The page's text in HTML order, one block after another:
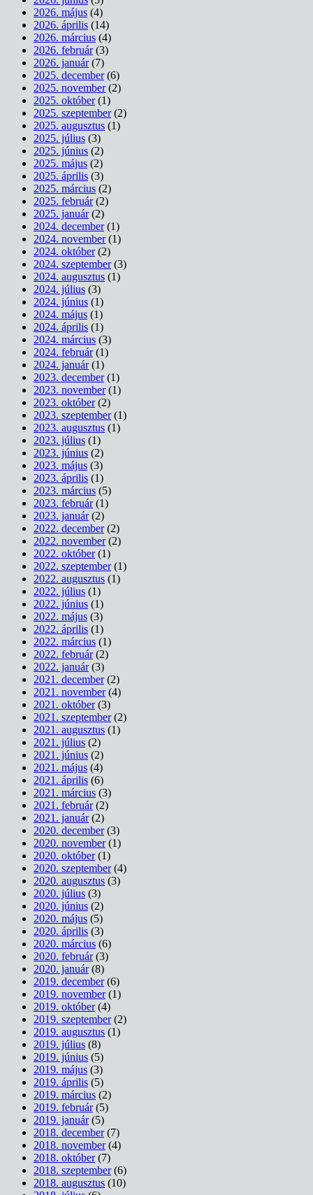
2026. május (4)
2026. április (14)
2026. március (4)
2026. február(3)
2026. január(7)
2025. december(6)
2025. november(2)
2025. október(1)
2025. szeptember(2)
2025. augusztus (1)
2025. július (3)
2025. június (2)
2025. május (2)
2025. április (3)
2025. március (2)
2025. február(2)
2025. január(2)
2024. december(1)
2024. november(1)
2024. október(2)
2024. szeptember(3)
2024. augusztus (1)
2024. július (3)
2024. június (1)
2024. május (1)
2024. április (1)
2024. március (3)
2024. február(1)
2024. január(1)
2023. december(1)
2023. november(1)
2023. október(2)
2023. szeptember(1)
2023. augusztus (1)
2023. július (1)
2023. június (2)
2023. május (3)
2023. április (1)
2023. március (5)
2023. február(1)
2023. január(2)
2022. december(2)
2022. november(2)
2022. október(1)
2022. szeptember(1)
2022. augusztus (1)
2022. július (1)
2022. június (1)
2022. május (3)
2022. április (1)
2022. március (1)
2022. február(2)
2022. január(3)
2021. december(2)
2021. november(4)
2021. október(3)
2021. szeptember(2)
2021. augusztus (1)
2021. július (2)
2021. június (2)
2021. május (4)
2021. április (6)
2021. március (3)
2021. február(2)
2021. január(2)
2020. december(3)
2020. november(1)
2020. október(1)
2020. szeptember(4)
2020. augusztus (3)
2020. július (3)
2020. június (2)
2020. május (5)
2020. április (3)
2020. március (6)
2020. február(3)
2020. január(8)
2019. december(6)
2019. november(1)
2019. október(4)
2019. szeptember(2)
2019. augusztus (1)
2019. július (8)
2019. június (5)
2019. május (3)
2019. április (5)
2019. március (2)
2019. február(5)
2019. január(5)
2018. december(7)
2018. november(4)
2018. október(7)
2018. szeptember(6)
2018. augusztus (10)